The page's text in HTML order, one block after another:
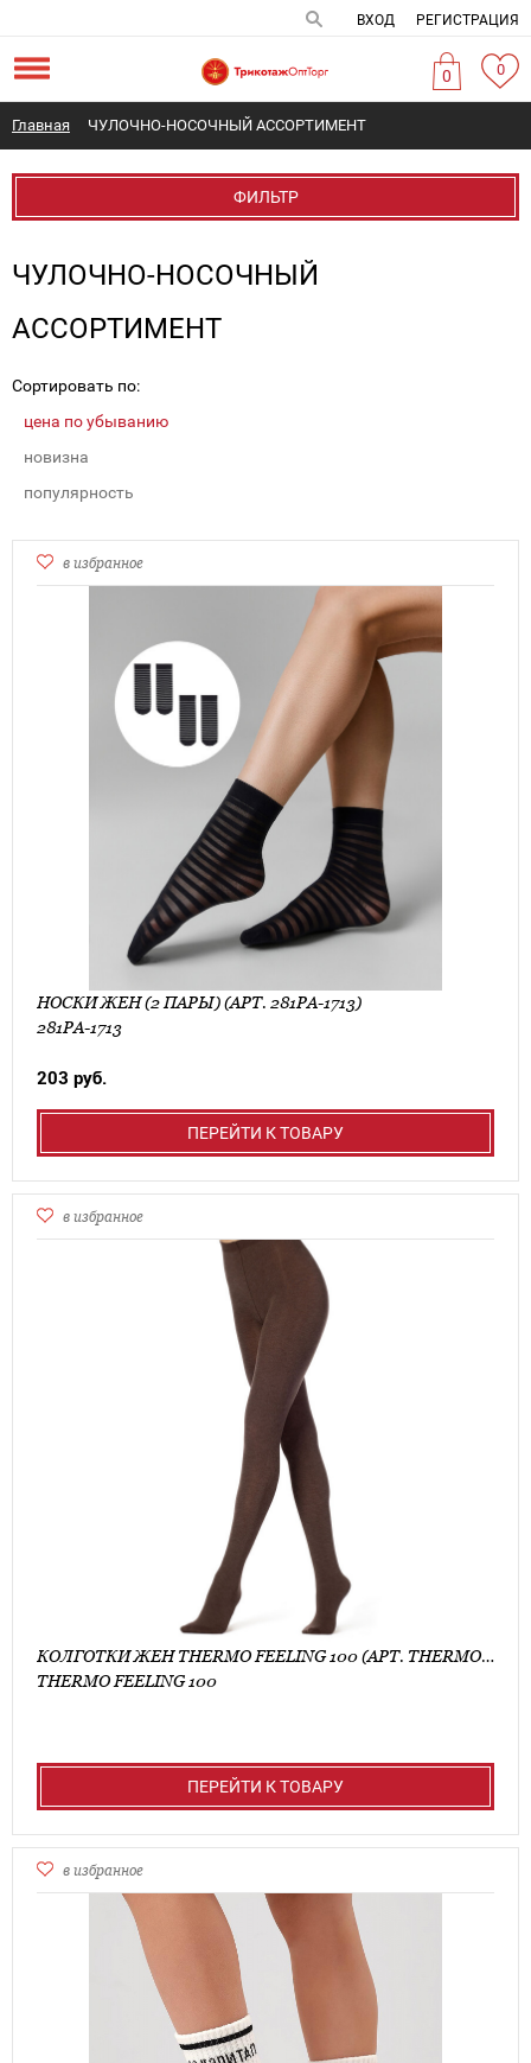
ВХОД РЕГИСТРАЦИЯ
0 0
Главная ЧУЛОЧНО-НОСОЧНЫЙ АССОРТИМЕНТ
ФИЛЬТР
ЧУЛОЧНО-НОСОЧНЫЙ
АССОРТИМЕНТ
Сортировать по:
цена по убыванию
новизна
популярность
в избранное
НОСКИ ЖЕН (2 ПАРЫ) (АРТ. 281PA-1713)
281PA-1713
203 руб.
ПЕРЕЙТИ К ТОВАРУ
в избранное
КОЛГОТКИ ЖЕН THERMO FEELING 100 (АРТ. THERMO FEELING 100)
THERMO FEELING 100
ПЕРЕЙТИ К ТОВАРУ
в избранное